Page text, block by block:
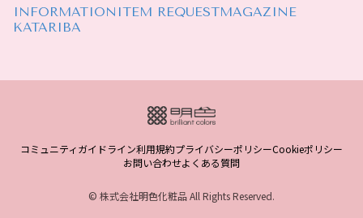
INFORMATION ITEM REQUESTMAGAZINE
KATARIBA
コミュニティガイドライン利用規約プライバシーポリシーCookieポリシー
お問い合わせよくある質問
© 株式会社明色化粧品 All Rights Reserved.